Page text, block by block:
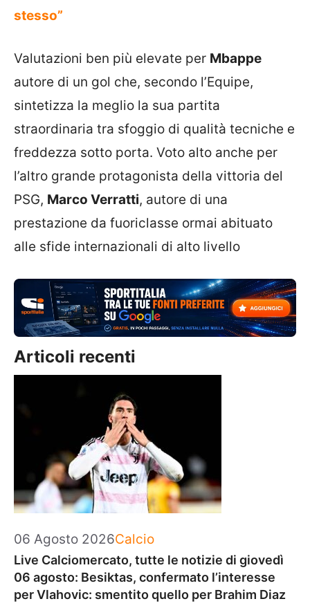
stesso”
Valutazioni ben più elevate per Mbappe
autore di un gol che, secondo l’Equipe,
sintetizza la meglio la sua partita
straordinaria tra sfoggio di qualità tecniche e
freddezza sotto porta. Voto alto anche per
l’altro grande protagonista della vittoria del
PSG, Marco Verratti, autore di una
prestazione da fuoriclasse ormai abituato
alle sfide internazionali di alto livello
Articoli recenti
06 Agosto 2026Categorie
Calcio
Live Calciomercato, tutte le notizie di giovedì
06 agosto: Besiktas, confermato l’interesse
per Vlahovic: smentito quello per Brahim Diaz